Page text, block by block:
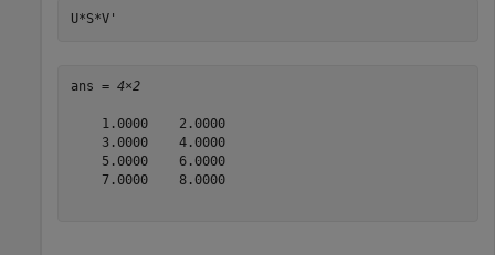
U*S*V'
ans = 4×2
    1.0000    2.0000
    3.0000    4.0000
    5.0000    6.0000
    7.0000    8.0000